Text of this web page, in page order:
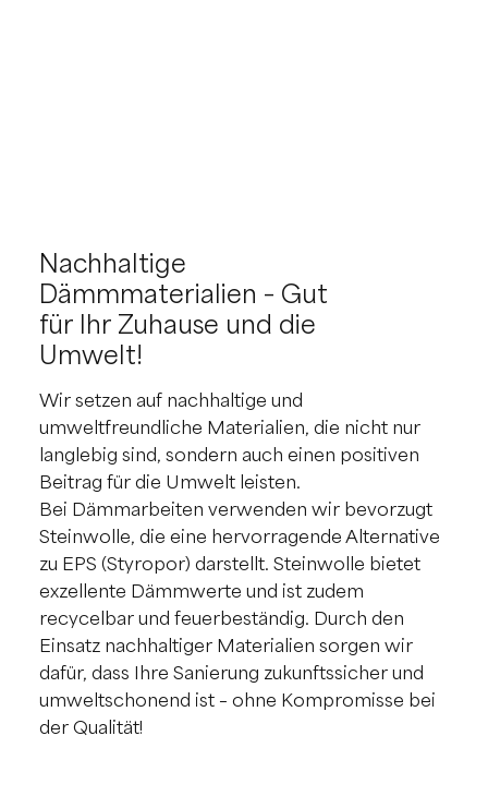
Nachhaltige
Dämmmaterialien – Gut
für Ihr Zuhause und die
Umwelt!
Wir setzen auf nachhaltige und
umweltfreundliche Materialien, die nicht nur
langlebig sind, sondern auch einen positiven
Beitrag für die Umwelt leisten.
Bei Dämmarbeiten verwenden wir bevorzugt
Steinwolle, die eine hervorragende Alternative
zu EPS (Styropor) darstellt. Steinwolle bietet
exzellente Dämmwerte und ist zudem
recycelbar und feuerbeständig. Durch den
Einsatz nachhaltiger Materialien sorgen wir
dafür, dass Ihre Sanierung zukunftssicher und
umweltschonend ist – ohne Kompromisse bei
der Qualität!